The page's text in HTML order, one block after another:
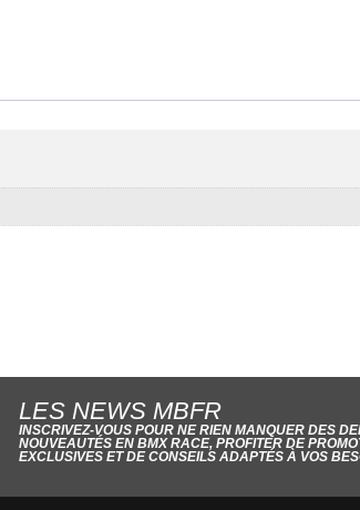
LES NEWS MBFR
INSCRIVEZ-VOUS POUR NE RIEN MANQUER DES
NOUVEAUTÉS EN BMX RACE, PROFITER DE
EXCLUSIVES ET DE CONSEILS ADAPTÉS À VOS